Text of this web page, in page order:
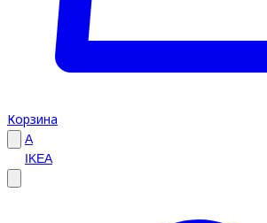
Корзина
A
IKEA